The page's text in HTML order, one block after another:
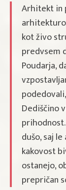
Arhitekt in
kot živo
predvsem
Poudarja,
Dediščino
dušo, saj
kakovost
ostanejo,
prepričan